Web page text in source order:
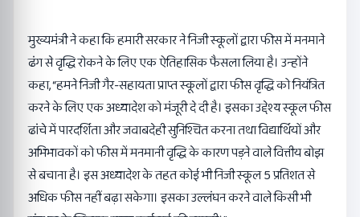
मुख्यमंत्री ने कहा कि हमारी सरकार ने निजी स्कूलों द्वारा फीस में मनमाने
ढंग से वृद्धि रोकने के लिए एक ऐतिहासिक फैसला लिया है। उन्होंने
कहा, “हमने निजी गैर-सहायता प्राप्त स्कूलों द्वारा फीस वृद्धि को नियंत्रित
करने के लिए एक अध्यादेश को मंजूरी दे दी है। इसका उद्देश्य स्कूल फीस
ढांचे में पारदर्शिता और जवाबदेही सुनिश्चित करना तथा विद्यार्थियों और
अभिभावकों को फीस में मनमानी वृद्धि के कारण पड़ने वाले वित्तीय बोझ
से बचाना है। इस अध्यादेश के तहत कोई भी निजी स्कूल 5 प्रतिशत से
अधिक फीस नहीं बढ़ा सकेगा। इसका उल्लंघन करने वाले किसी भी